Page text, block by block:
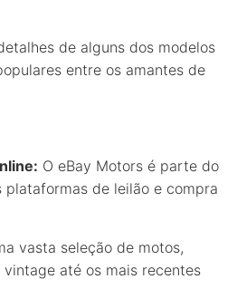
de alguns dos modelos
entre os amantes de
O eBay Motors é parte do
plataformas de leilão e compra
vasta seleção de motos,
até os mais recentes